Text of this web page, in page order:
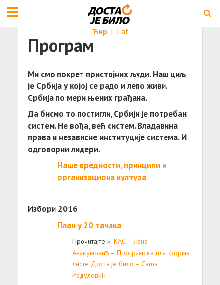
Ћир | Lat
Програм
Ми смо покрет пристојних људи. Наш циљ
је Србија у којој се радо и лепо живи.
Србија по мери њених грађана.
Да бисмо то постигли, Србији је потребан
систем. Не вођа, већ систем. Владавина
права и независне институције система. И
одговорни лидери.
Наше вредности, принципи и
организациона култура
Избори 2016
План у 20 тачака
Прочитајте и: КАС – Лана
Авакумовић – Програмска платформа
листе Доста је било – Саша
Радуловић